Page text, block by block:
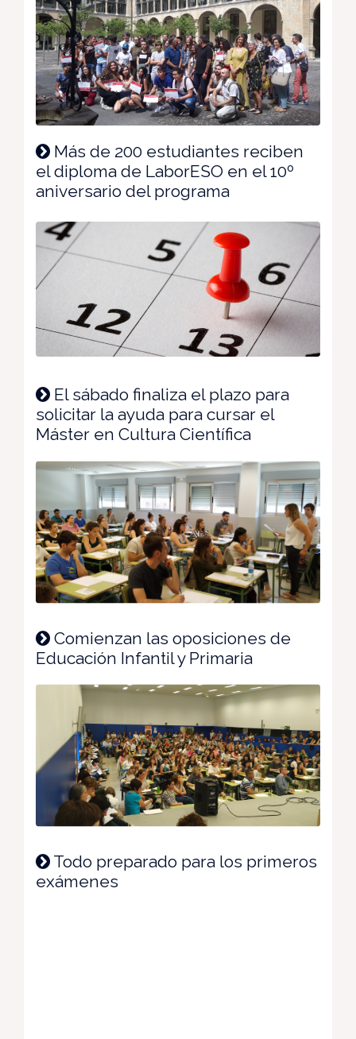
Más de 200 estudiantes reciben
el diploma de LaborESO en el 10º
aniversario del programa
El sábado finaliza el plazo para
solicitar la ayuda para cursar el
Máster en Cultura Científica
Comienzan las oposiciones de
Educación Infantil y Primaria
Todo preparado para los primeros
exámenes